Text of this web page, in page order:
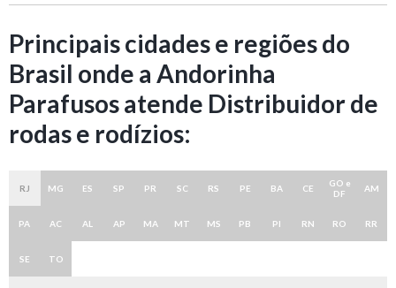
Principais cidades e regiões do
Brasil onde a Andorinha
Parafusos atende Distribuidor de
rodas e rodízios:
RJ MG ES SP PR SC RS PE BA CE
GO e
DF
AM
PA AC AL AP MA MT MS PB PI RN RO RR
SE TO